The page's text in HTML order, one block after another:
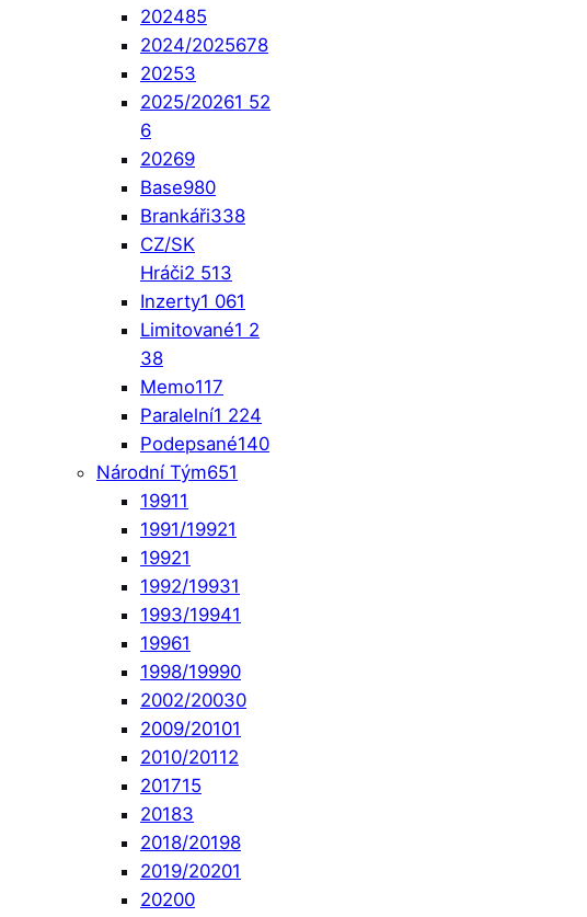
202485
2024/2025678
20253
2025/20261 52
6
20269
Base980
Brankáři338
CZ/SK
Hráči2 513
Inzerty1 061
Limitované1 2
38
Memo117
Paralelní1 224
Podepsané140
Národní Tým651
19911
1991/19921
19921
1992/19931
1993/19941
19961
1998/19990
2002/20030
2009/20101
2010/20112
201715
20183
2018/20198
2019/20201
20200